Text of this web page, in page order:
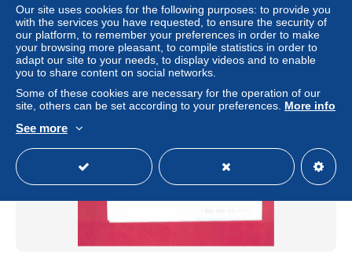
± $0.58
Status Private individual
Our site uses cookies for the following purposes: to provide you
with the services you have requested, to ensure the security of
our platform, to remember your preferences in order to make
your browsing more pleasant, to compile statistics in order to
adapt our site to your needs, to display videos and to enable
you to share content on social networks.
Some of these cookies are necessary for the operation of our
site, others can be set according to your preferences. More info
See more